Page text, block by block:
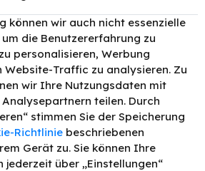
52,90 €
Stückpreis
52,90 €
47,61 € - 10%
44,96 € - 15%
42,32 € - 20%
können wir auch nicht essenzielle
die Benutzererfahrung zu
personalisieren, Werbung
Website-Traffic zu analysieren. Zu
wir Ihre Nutzungsdaten mit
teilen. Durch
stimmen Sie der Speicherung
Richtlinie beschriebenen
Gerät zu. Sie können Ihre
jederzeit über „Einstellungen“